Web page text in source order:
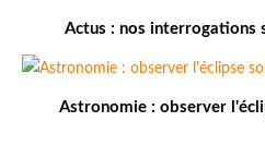
Actus : nos interrogations
Astronomie : observer